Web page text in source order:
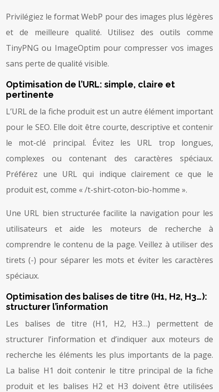
Privilégiez le format WebP pour des images plus légères
et de meilleure qualité. Utilisez des outils comme
TinyPNG ou ImageOptim pour compresser vos images
sans perte de qualité visible.
Optimisation de l’URL: simple, claire et
pertinente
L’URL de la fiche produit est un autre élément important
pour le SEO. Elle doit être courte, descriptive et contenir
le mot-clé principal. Évitez les URL trop longues,
complexes ou contenant des caractères spéciaux.
Préférez une URL qui indique clairement ce que le
produit est, comme « /t-shirt-coton-bio-homme ».
Une URL bien structurée facilite la navigation pour les
utilisateurs et aide les moteurs de recherche à
comprendre le contenu de la page. Veillez à utiliser des
tirets (-) pour séparer les mots et éviter les caractères
spéciaux.
Optimisation des balises de titre (H1, H2, H3…):
structurer l’information
Les balises de titre (H1, H2, H3…) permettent de
structurer l’information et d’indiquer aux moteurs de
recherche les éléments les plus importants de la page.
La balise H1 doit contenir le titre principal de la fiche
produit et les balises H2 et H3 doivent être utilisées